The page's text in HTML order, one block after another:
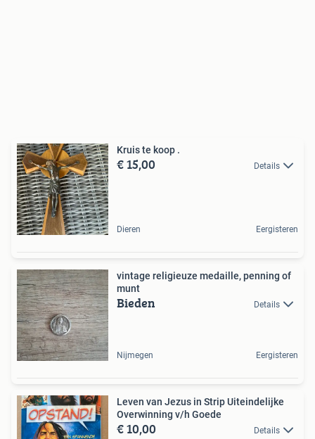
Kruis te koop .
€ 15,00 Details
Dieren Eergisteren
vintage religieuze medaille, penning of
munt
Bieden Details
Nijmegen Eergisteren
Leven van Jezus in Strip Uiteindelijke
Overwinning v/h Goede
€ 10,00 Details